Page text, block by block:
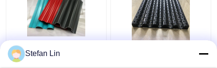
1000x1000 ঢেউতোলা সিলিং
প্যানেল 8mm পুরু পাউডার
Stefan Lin